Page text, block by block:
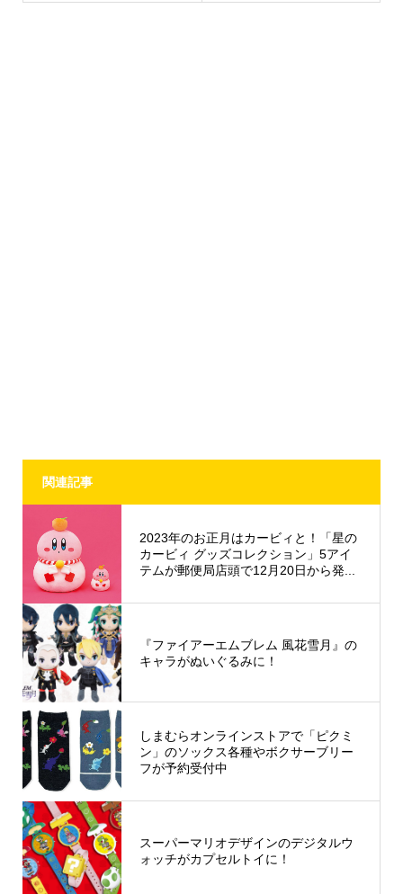
関連記事
2023年のお正月はカービィと！「星の
カービィ グッズコレクション」5アイ
テムが郵便局店頭で12月20日から発...
『ファイアーエムブレム 風花雪月』の
キャラがぬいぐるみに！
しまむらオンラインストアで「ピクミ
ン」のソックス各種やボクサーブリー
フが予約受付中
スーパーマリオデザインのデジタルウ
ォッチがカプセルトイに！